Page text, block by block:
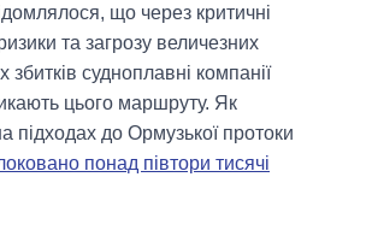
що через критичні
та загрозу величезних
збитків судноплавні компанії
цього маршруту. Як
підходах до Ормузької протоки
понад півтори тисячі